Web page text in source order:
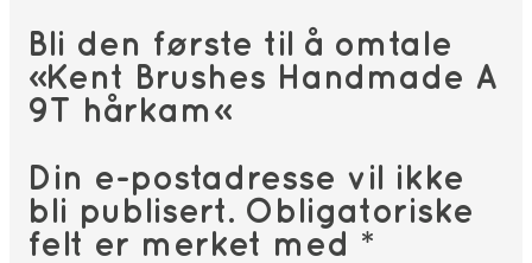
Bli den første til å omtale
«Kent Brushes Handmade A
9T hårkam»
Din e-postadresse vil ikke
bli publisert. Obligatoriske
felt er merket med *